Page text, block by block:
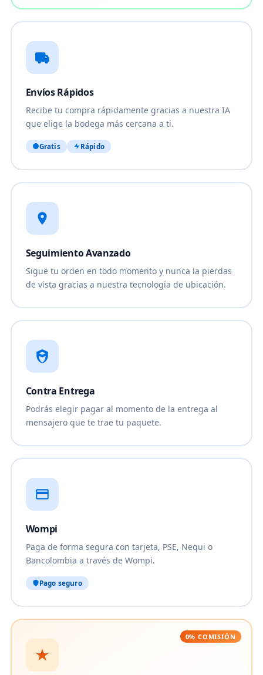
Envíos Rápidos
Recibe tu compra rápidamente gracias a nuestra IA
que elige la bodega más cercana a ti.
Gratis Rápido
Seguimiento Avanzado
Sigue tu orden en todo momento y nunca la pierdas
de vista gracias a nuestra tecnología de ubicación.
Contra Entrega
Podrás elegir pagar al momento de la entrega al
mensajero que te trae tu paquete.
Wompi
Paga de forma segura con tarjeta, PSE, Nequi o
Bancolombia a través de Wompi.
Pago seguro
0% COMISIÓN